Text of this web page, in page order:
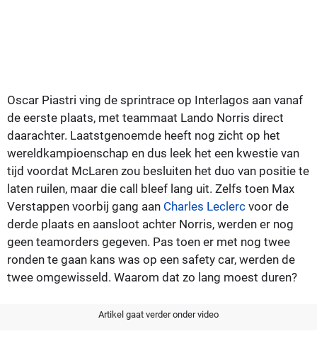
Oscar Piastri ving de sprintrace op Interlagos aan vanaf
de eerste plaats, met teammaat Lando Norris direct
daarachter. Laatstgenoemde heeft nog zicht op het
wereldkampioenschap en dus leek het een kwestie van
tijd voordat McLaren zou besluiten het duo van positie te
laten ruilen, maar die call bleef lang uit. Zelfs toen Max
Verstappen voorbij gang aan Charles Leclerc voor de
derde plaats en aansloot achter Norris, werden er nog
geen teamorders gegeven. Pas toen er met nog twee
ronden te gaan kans was op een safety car, werden de
twee omgewisseld. Waarom dat zo lang moest duren?
Artikel gaat verder onder video